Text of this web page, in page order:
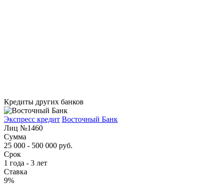
Кредиты других банков
Экспресс кредит Восточный Банк
Лиц №1460
Сумма
25 000 - 500 000 руб.
Срок
1 года - 3 лет
Ставка
9%